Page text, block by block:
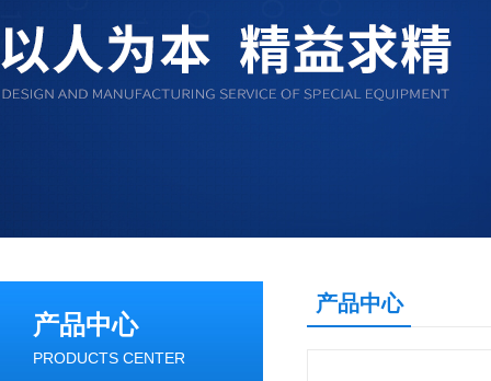
产品中心
PRODUCTS CENTER
产品中心